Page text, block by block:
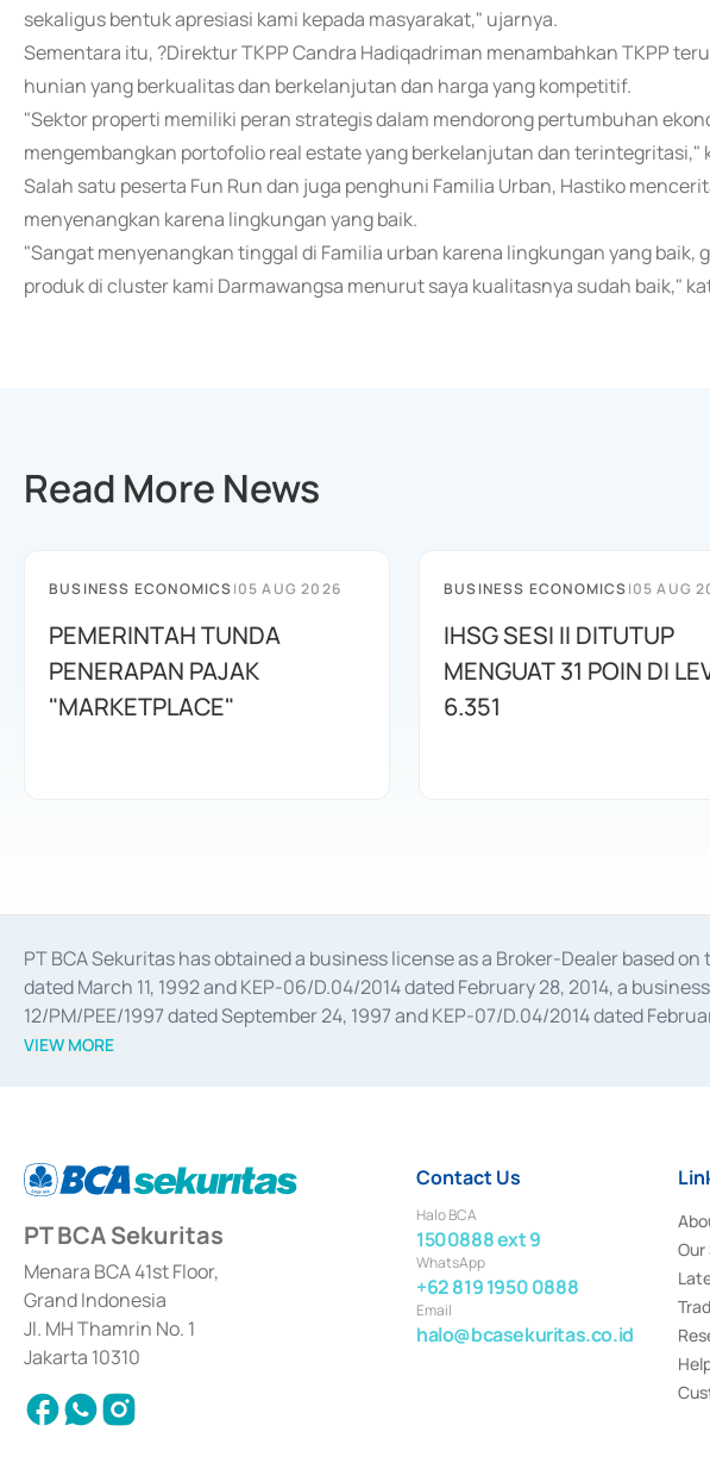
sekaligus bentuk apresiasi kami kepada masyarakat," ujarnya.
Sementara itu, ?Direktur TKPP Candra Hadiqadriman menambahkan TKPP
hunian yang berkualitas dan berkelanjutan dan harga yang kompetitif.
"Sektor properti memiliki peran strategis dalam mendorong pertumbuhan
mengembangkan portofolio real estate yang berkelanjutan dan terintegritasi,"
Salah satu peserta Fun Run dan juga penghuni Familia Urban, Hastiko
menyenangkan karena lingkungan yang baik.
"Sangat menyenangkan tinggal di Familia urban karena lingkungan yang baik,
produk di cluster kami Darmawangsa menurut saya kualitasnya sudah baik,"
Read More News
BUSINESS ECONOMICS|05 AUG 2026
PEMERINTAH TUNDA
PENERAPAN PAJAK
"MARKETPLACE"
BUSINESS ECONOMICS|05 AUG
IHSG SESI II DITUTUP
MENGUAT 31 POIN DI
6.351
PT BCA Sekuritas has obtained a business license as a Broker-Dealer based
dated March 11, 1992 and KEP-06/D.04/2014 dated February 28, 2014, a
12/PM/PEE/1997 dated September 24, 1997 and KEP-07/D.04/2014 dated
divestments, and joint ventures based on the decree of the Financial Services
Settlement of Commercial Paper Transactions whose license was issued in 2018.
VIEW MORE
PT BCA Sekuritas
Menara BCA 41st Floor,
Grand Indonesia
Jl. MH Thamrin No. 1
Jakarta 10310
Contact Us
Halo BCA
1500888 ext 9
WhatsApp
+62 819 1950 0888
Email
halo@bcasekuritas.co.id
Our